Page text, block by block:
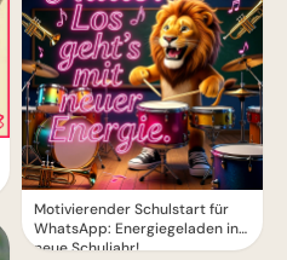
Motivierender Schulstart für
WhatsApp: Energiegeladen ins
neue Schuljahr!